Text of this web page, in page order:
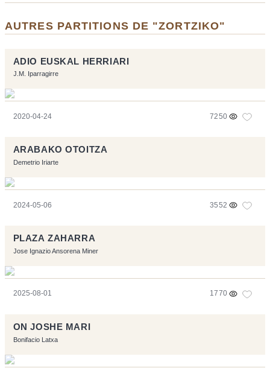
AUTRES PARTITIONS DE "ZORTZIKO"
ADIO EUSKAL HERRIARI
J.M. Iparragirre
2020-04-24 7250
ARABAKO OTOITZA
Demetrio Iriarte
2024-05-06 3552
PLAZA ZAHARRA
Jose Ignazio Ansorena Miner
2025-08-01 1770
ON JOSHE MARI
Bonifacio Latxa